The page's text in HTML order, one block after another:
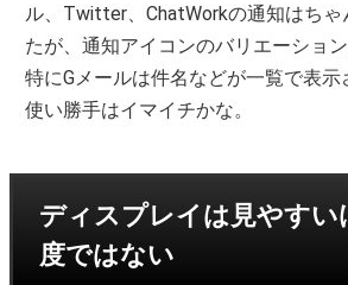
ル、Twitter、ChatWorkの通知はちゃ
たが、通知アイコンのバリエーショ
特にGメールは件名などが一覧で表
使い勝手はイマイチかな。
ディスプレイは見やすい
度ではない